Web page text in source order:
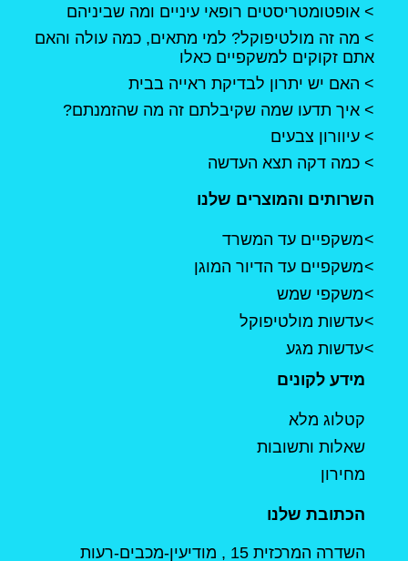
אופטומטריסטים רופאי עיניים ומה שביניהם
מה זה מולטיפוקל? למי מתאים, כמה עולה והאם
אתם זקוקים למשקפיים כאלו
האם יש יתרון לבדיקת ראייה בבית
איך תדעו שמה שקיבלתם זה מה שהזמנתם?
עיוורון צבעים
כמה דקה תצא העדשה
השרותים והמוצרים שלנו
משקפיים עד המשרד
משקפיים עד הדיור המוגן
משקפי שמש
עדשות מולטיפוקל
עדשות מגע
מידע לקונים
קטלוג מלא
שאלות ותשובות
מחירון
הכתובת שלנו
השדרה המרכזית 15 , מודיעין-מכבים-רעות